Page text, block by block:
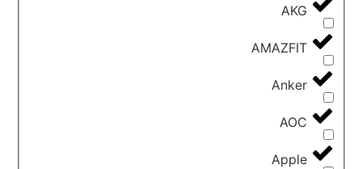
AKG
AMAZFIT
Anker
AOC
Apple